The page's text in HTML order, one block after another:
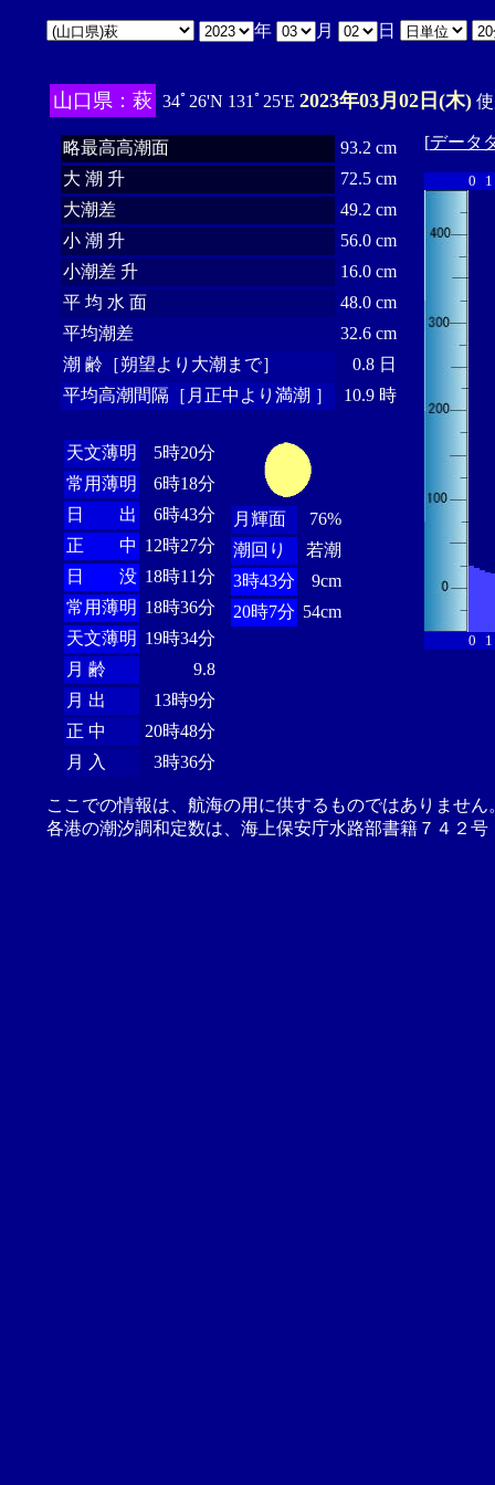
年 月 日
山口県：萩 34ﾟ26'N 131ﾟ25'E 2023年03月02日(木)
略最高高潮面
93.2 cm
大 潮 升
72.5 cm
大潮差
49.2 cm
小 潮 升
56.0 cm
小潮差 升
16.0 cm
平 均 水 面
48.0 cm
平均潮差
32.6 cm
潮 齢［朔望より大潮まで］
0.8 日
平均高潮間隔［月正中より満潮 ］
10.9 時
天文薄明
5時20分
常用薄明
6時18分
日 出
6時43分
正 中 12時27分
日 没 18時11分
常用薄明 18時36分
天文薄明 19時34分
月 齢
9.8
月 出
13時9分
正 中
20時48分
月 入
3時36分
月輝面
76%
潮回り
若潮
3時43分
9cm
20時7分 54cm
[データ
0 1
0 1
ここでの情報は、航海の用に供するものではありませ
各港の潮汐調和定数は、海上保安庁水路部書籍７４２